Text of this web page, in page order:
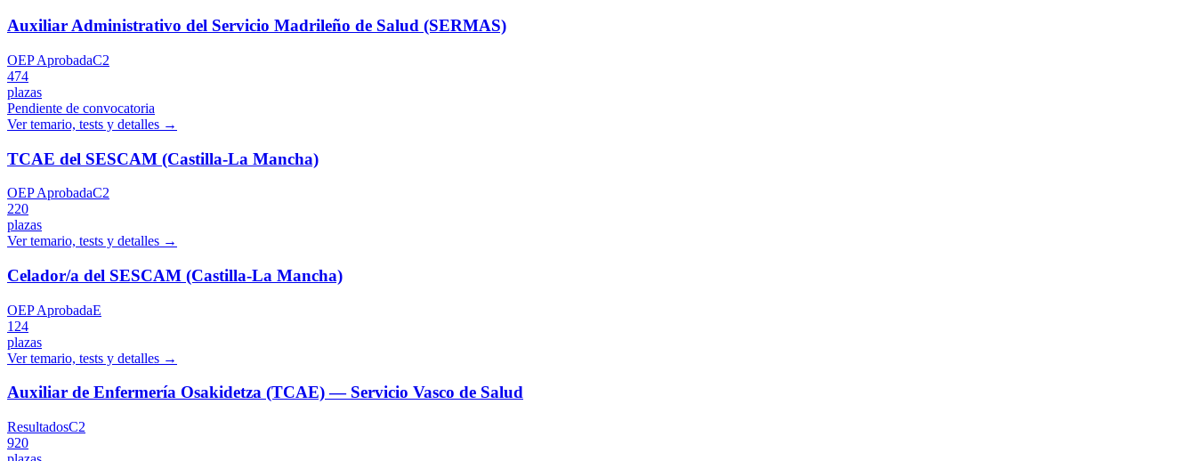
Auxiliar Administrativo del Servicio Madrileño de Salud (SERMAS)
OEP AprobadaC2
474
plazas
Pendiente de convocatoria
Ver temario, tests y detalles →
TCAE del SESCAM (Castilla-La Mancha)
OEP AprobadaC2
220
plazas
Ver temario, tests y detalles →
Celador/a del SESCAM (Castilla-La Mancha)
OEP AprobadaE
124
plazas
Ver temario, tests y detalles →
Auxiliar de Enfermería Osakidetza (TCAE) — Servicio Vasco de Salud
ResultadosC2
920